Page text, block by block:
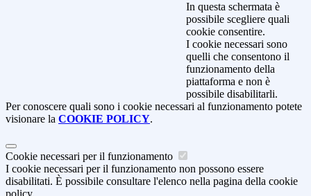
In questa schermata è
possibile scegliere quali
cookie consentire.
I cookie necessari sono
quelli che consentono il
funzionamento della
piattaforma e non è
possibile disabilitarli.
Per conoscere quali sono i cookie necessari al funzionamento potete
visionare la COOKIE POLICY.
Cookie necessari per il funzionamento
I cookie necessari per il funzionamento non possono essere
disabilitati. È possibile consultare l'elenco nella pagina della cookie
policy.